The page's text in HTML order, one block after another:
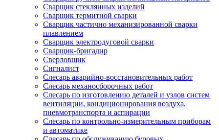
Сварщик стеклянных изделий
Сварщик термитной сварки
Сварщик частично механизированной сварки
плавлением
Сварщик электродуговой сварки
Сварщик-бригадир
Сверловщик
Сигналист
Слесарь аварийно-восстановительных работ
Слесарь механосборочных работ
Слесарь по изготовлению деталей и узлов систем
вентиляции, кондиционирования воздуха,
пневмотранспорта и аспирации
Слесарь по контрольно-измерительным приборам
и автоматике